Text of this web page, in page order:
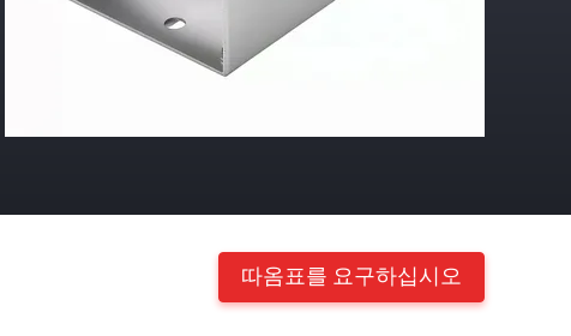
따옴표를 요구하십시오